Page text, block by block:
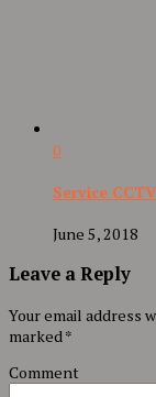
0
Service
June 5, 2018
Leave a Reply
Your email address
marked*
Comment